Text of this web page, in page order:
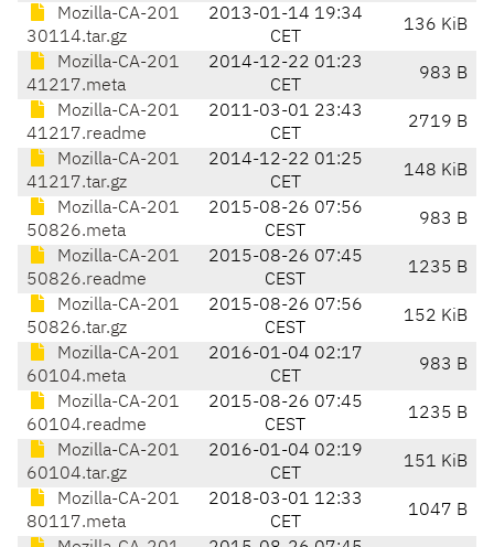
Mozilla-CA-201
30114.tar.gz
2013-01-14 19:34
CET
136 KiB
Mozilla-CA-201
41217.meta
2014-12-22 01:23
CET
983 B
Mozilla-CA-201
41217.readme
2011-03-01 23:43
CET
2719 B
Mozilla-CA-201
41217.tar.gz
2014-12-22 01:25
CET
148 KiB
Mozilla-CA-201
50826.meta
2015-08-26 07:56
CEST
983 B
Mozilla-CA-201
50826.readme
2015-08-26 07:45
CEST
1235 B
Mozilla-CA-201
50826.tar.gz
2015-08-26 07:56
CEST
152 KiB
Mozilla-CA-201
60104.meta
2016-01-04 02:17
CET
983 B
Mozilla-CA-201
60104.readme
2015-08-26 07:45
CEST
1235 B
Mozilla-CA-201
60104.tar.gz
2016-01-04 02:19
CET
151 KiB
Mozilla-CA-201
80117.meta
2018-03-01 12:33
CET
1047 B